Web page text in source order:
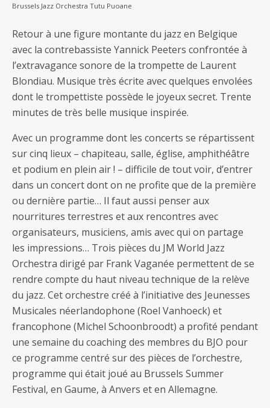
Brussels Jazz Orchestra Tutu Puoane
Retour à une figure montante du jazz en Belgique
avec la contrebassiste Yannick Peeters confrontée à
l’extravagance sonore de la trompette de Laurent
Blondiau. Musique très écrite avec quelques envolées
dont le trompettiste possède le joyeux secret. Trente
minutes de très belle musique inspirée.
Avec un programme dont les concerts se répartissent
sur cinq lieux – chapiteau, salle, église, amphithéâtre
et podium en plein air ! – difficile de tout voir, d’entrer
dans un concert dont on ne profite que de la première
ou dernière partie… Il faut aussi penser aux
nourritures terrestres et aux rencontres avec
organisateurs, musiciens, amis avec qui on partage
les impressions… Trois pièces du JM World Jazz
Orchestra dirigé par Frank Vaganée permettent de se
rendre compte du haut niveau technique de la relève
du jazz. Cet orchestre créé à l’initiative des Jeunesses
Musicales néerlandophone (Roel Vanhoeck) et
francophone (Michel Schoonbroodt) a profité pendant
une semaine du coaching des membres du BJO pour
ce programme centré sur des pièces de l’orchestre,
programme qui était joué au Brussels Summer
Festival, en Gaume, à Anvers et en Allemagne.